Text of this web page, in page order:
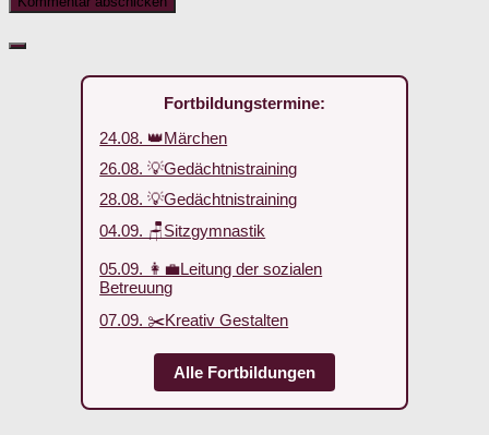
Fortbildungstermine:
24.08. 👑Märchen
26.08. 💡Gedächtnistraining
28.08. 💡Gedächtnistraining
04.09. 🪑Sitzgymnastik
05.09. 👩‍💼Leitung der sozialen
Betreuung
07.09. ✂️Kreativ Gestalten
Alle Fortbildungen